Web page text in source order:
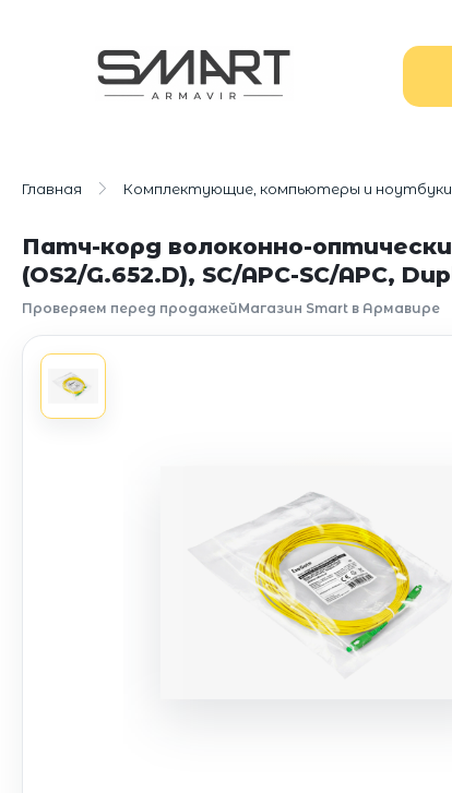
Главная Комплектующие, компьютеры и ноутбуки
Патч-корд волоконно-
(OS2/G.652.D), SC/APC-SC/APC,
Проверяем перед продажейМагазин Smart в Армавире